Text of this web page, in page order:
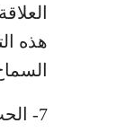
هذه
7- الحب الحقيقي لا يُطلَب بل يُقَدَم